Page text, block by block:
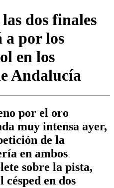
dos finales
a por los
en los
Andalucía
por el oro
muy intensa ayer,
de la
en ambos
sobre la pista,
en dos